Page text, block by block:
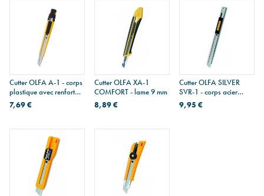
Cutter OLFA A-1 - corps
plastique avec renfort
7,69 €
Cutter OLFA XA-1
COMFORT - lame 9 mm
8,89 €
Cutter OLFA SILVER
SVR-1 - corps acier
inoxydable - lame 9 mm
9,95 €